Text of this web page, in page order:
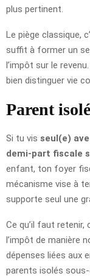
plus pertinent.
Le piège classique,
suffit à former un
l’impôt sur le
bien distinguer vie
Parent isolé
Si tu vis seul(e)
demi-part fiscale
enfant, ton foyer
mécanisme vise à
supporte seul une
Ce qu’il faut
l’impôt de manière
dépenses liées aux
parents isolés